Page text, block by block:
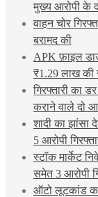
मुख्य आरोपी के
वाहन चोर
बरामद की
APK फ़ाइल
₹1.29 लाख की
गिरफ्तारी का
कराने वाले दो
शादी का झांसा
5 आरोपी
स्टॉक मार्केट
समेत 3 आरोपी
ऑटो लूटकांड